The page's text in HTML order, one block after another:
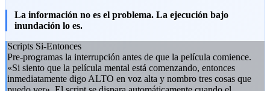
La información no es el problema. La ejecución bajo
inundación lo es.
Scripts Si-Entonces
Pre-programas la interrupción antes de que la película comience.
«Si siento que la película mental está comenzando, entonces
inmediatamente digo ALTO en voz alta y nombro tres cosas que